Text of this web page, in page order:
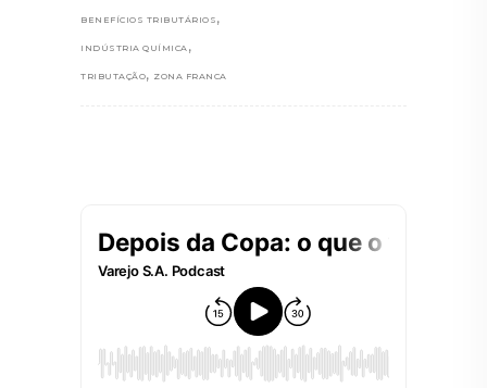
BENEFÍCIOS TRIBUTÁRIOS ,
INDÚSTRIA QUÍMICA ,
TRIBUTAÇÃO, ZONA FRANCA